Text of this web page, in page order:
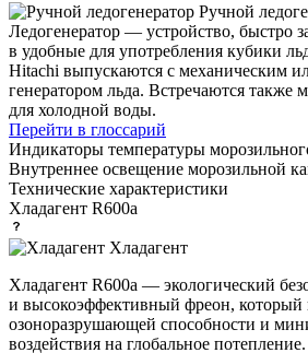
Ручной
Ледогенератор — устройство, быстро
в удобные для употребления кубики
Hitachi выпускаются с механическим
генератором льда. Встречаются также
для холодной воды.
Перейти в глоссарий
Индикаторы температуры
Внутреннее освещение морозильной
Технические характеристики
Хладагент R600a
Хладагент
Хладагент R600a — экологический
и высокоэффективный фреон, который
озоноразрушающей способности и
воздействия на глобальное потепление.